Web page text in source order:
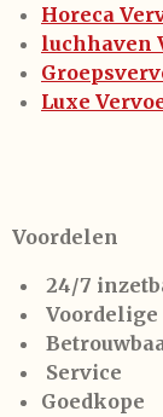
Horeca
luchhaven
Luxe
Voordelen
24/7
Service
Goedkope